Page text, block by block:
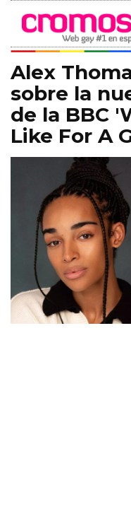
Alex
sobre la
de la BBC
Like For A